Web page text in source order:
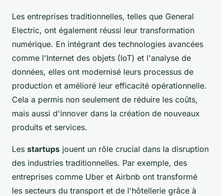
Les entreprises traditionnelles, telles que General
Electric, ont également réussi leur transformation
numérique. En intégrant des technologies avancées
comme l'Internet des objets (IoT) et l'analyse de
données, elles ont modernisé leurs processus de
production et amélioré leur efficacité opérationnelle.
Cela a permis non seulement de réduire les coûts,
mais aussi d'innover dans la création de nouveaux
produits et services.
Les startups jouent un rôle crucial dans la disruption
des industries traditionnelles. Par exemple, des
entreprises comme Uber et Airbnb ont transformé
les secteurs du transport et de l'hôtellerie grâce à